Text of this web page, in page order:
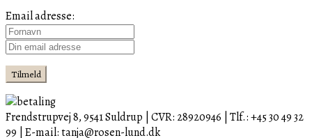
Email adresse:
Frendstrupvej 8, 9541 Suldrup | CVR: 28920946 | Tlf.: +45 30 49 32
99 | E-mail: tanja@rosen-lund.dk